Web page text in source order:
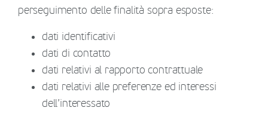
perseguimento delle finalità sopra esposte:
dati identificativi
dati di contatto
dati relativi al rapporto contrattuale
dati relativi alle preferenze ed interessi
dell’interessato